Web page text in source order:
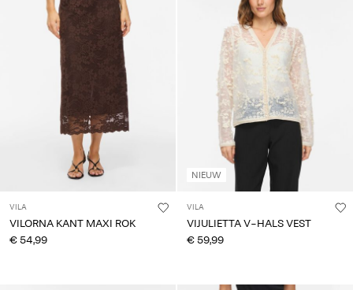
VILA
VILORNA KANT MAXI ROK
€ 54,99
NIEUW
VILA
VIJULIETTA V-HALS VEST
€ 59,99